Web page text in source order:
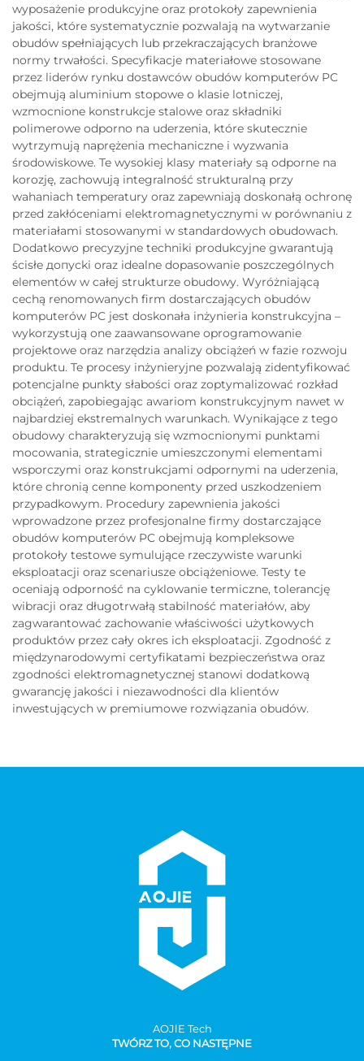
wyposażenie produkcyjne oraz protokoły zapewnienia
jakości, które systematycznie pozwalają na wytwarzanie
obudów spełniających lub przekraczających branżowe
normy trwałości. Specyfikacje materiałowe stosowane
przez liderów rynku dostawców obudów komputerów PC
obejmują aluminium stopowe o klasie lotniczej,
wzmocnione konstrukcje stalowe oraz składniki
polimerowe odporno na uderzenia, które skutecznie
wytrzymują naprężenia mechaniczne i wyzwania
środowiskowe. Te wysokiej klasy materiały są odporne na
korozję, zachowują integralność strukturalną przy
wahaniach temperatury oraz zapewniają doskonałą ochronę
przed zakłóceniami elektromagnetycznymi w porównaniu z
materiałami stosowanymi w standardowych obudowach.
Dodatkowo precyzyjne techniki produkcyjne gwarantują
ścisłe допусki oraz idealne dopasowanie poszczególnych
elementów w całej strukturze obudowy. Wyróżniającą
cechą renomowanych firm dostarczających obudów
komputerów PC jest doskonała inżynieria konstrukcyjna –
wykorzystują one zaawansowane oprogramowanie
projektowe oraz narzędzia analizy obciążeń w fazie rozwoju
produktu. Te procesy inżynieryjne pozwalają zidentyfikować
potencjalne punkty słabości oraz zoptymalizować rozkład
obciążeń, zapobiegając awariom konstrukcyjnym nawet w
najbardziej ekstremalnych warunkach. Wynikające z tego
obudowy charakteryzują się wzmocnionymi punktami
mocowania, strategicznie umieszczonymi elementami
wsporczymi oraz konstrukcjami odpornymi na uderzenia,
które chronią cenne komponenty przed uszkodzeniem
przypadkowym. Procedury zapewnienia jakości
wprowadzone przez profesjonalne firmy dostarczające
obudów komputerów PC obejmują kompleksowe
protokoły testowe symulujące rzeczywiste warunki
eksploatacji oraz scenariusze obciążeniowe. Testy te
oceniają odporność na cyklowanie termiczne, tolerancję
wibracji oraz długotrwałą stabilność materiałów, aby
zagwarantować zachowanie właściwości użytkowych
produktów przez cały okres ich eksploatacji. Zgodność z
międzynarodowymi certyfikatami bezpieczeństwa oraz
zgodności elektromagnetycznej stanowi dodatkową
gwarancję jakości i niezawodności dla klientów
inwestujących w premiumowe rozwiązania obudów.
AOJlE Tech
TWÓRZ TO, CO NASTĘPNE